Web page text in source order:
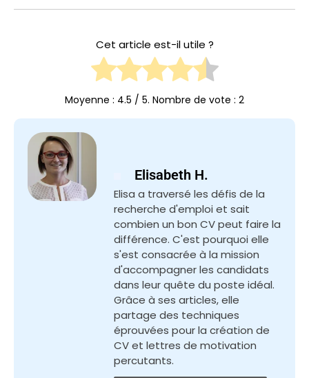
Cet article est-il utile ?
Moyenne : 4.5 / 5. Nombre de vote : 2
Elisabeth H.
Elisa a traversé les défis de la
recherche d'emploi et sait
combien un bon CV peut faire la
différence. C'est pourquoi elle
s'est consacrée à la mission
d'accompagner les candidats
dans leur quête du poste idéal.
Grâce à ses articles, elle
partage des techniques
éprouvées pour la création de
CV et lettres de motivation
percutants.